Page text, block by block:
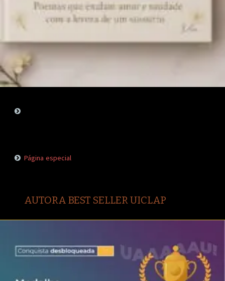
Página especial
AUTORA BEST SELLER UICLAP